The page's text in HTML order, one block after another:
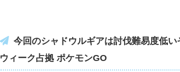
今回のシャドウルギアは討伐難易度低
ウィーク占拠 ポケモンGO